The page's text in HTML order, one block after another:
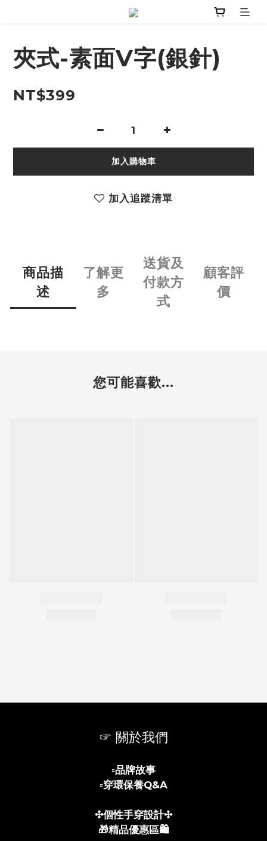
夾式-素面V字(銀針)
NT$399
加入購物車
加入追蹤清單
商品描
述
了解更
多
送貨及
付款方
式
顧客評
價
您可能喜歡...
☞ 關於我們
▫️品牌故事
▫️穿環保養Q&A
✣個性手穿設計✣
🎁精品優惠區🛍️